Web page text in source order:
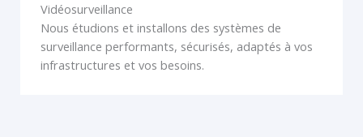
Vidéosurveillance
Nous étudions et installons des systèmes de
surveillance performants, sécurisés, adaptés à vos
infrastructures et vos besoins.